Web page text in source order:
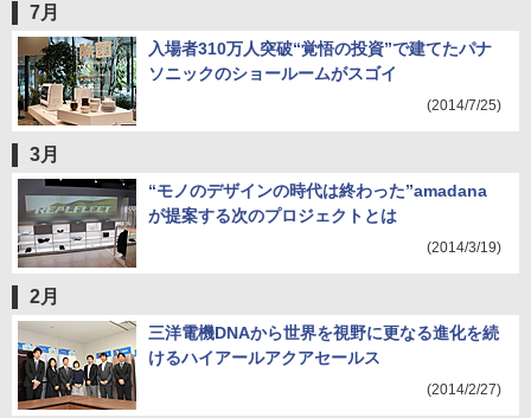
7月
入場者310万人突破“覚悟の投資”で建てたパナ
ソニックのショールームがスゴイ
(2014/7/25)
3月
“モノのデザインの時代は終わった”amadana
が提案する次のプロジェクトとは
(2014/3/19)
2月
三洋電機DNAから世界を視野に更なる進化を続
けるハイアールアクアセールス
(2014/2/27)